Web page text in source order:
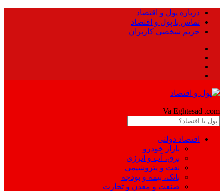
درباره پول و اقتصاد
تماس با پول و اقتصاد
حریم شخصی کاربران
Va Eghtesad .com
اقتصاد دولتی
بازار خودرو
برق، آب و انرژی
نفت و پتروشیمی
بانک، بیمه و بودجه
صنعت و معدن و تجارت